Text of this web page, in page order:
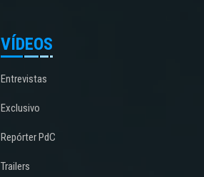
VÍDEOS
Entrevistas
Exclusivo
Repórter PdC
Trailers